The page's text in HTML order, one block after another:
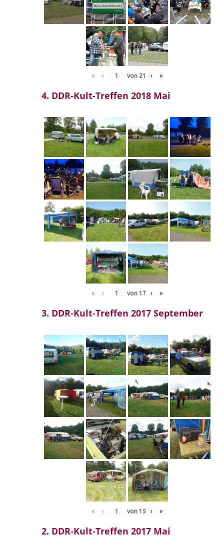
« ‹ von 21 › »
4. DDR-Kult-Treffen 2018 Mai
« ‹ von 17 › »
3. DDR-Kult-Treffen 2017 September
« ‹ von 15 › »
2. DDR-Kult-Treffen 2017 Mai